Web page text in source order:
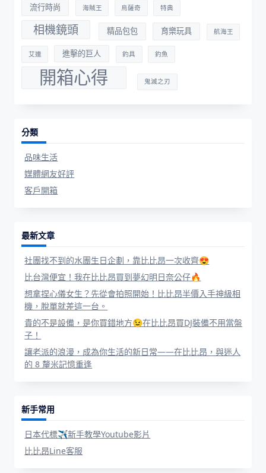
流行時尚 海賊王 烏薩奇 特典
相機鏡頭 精品包包 育樂玩具 航海王
艾連 進擊的巨人 釣具 釣魚
開箱心得 鬼滅之刃
分類
品味生活
媒體網友好評
客戶開箱
最新文章
社團找不到的水團生日企劃，靠比比昂一次收齊😍
比台灣便宜！我在比比昂買到夢幻明日奈公仔🔥
想拿捏心儀女生？先從會拍照開始！比比昂半價入手神級相
機，脫單就差這一台。
貴的不是設備，是你買錯地方😉在比比昂買DJ裝備不用當盤
子！
讓老派的浪漫，成為你生活的新日常——在比比昂，與迷人
的 8 釐米記憶重逢
新手常用
日本代標✈新手教學Youtube影片
比比昂Line客服